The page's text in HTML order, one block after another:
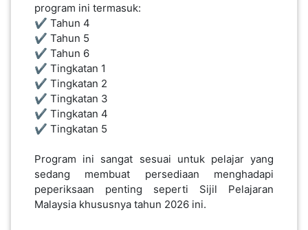
program ini termasuk:
✔️ Tahun 4
✔️ Tahun 5
✔️ Tahun 6
✔️ Tingkatan 1
✔️ Tingkatan 2
✔️ Tingkatan 3
✔️ Tingkatan 4
✔️ Tingkatan 5
Program ini sangat sesuai untuk pelajar yang
sedang membuat persediaan menghadapi
peperiksaan penting seperti Sijil Pelajaran
Malaysia khususnya tahun 2026 ini.